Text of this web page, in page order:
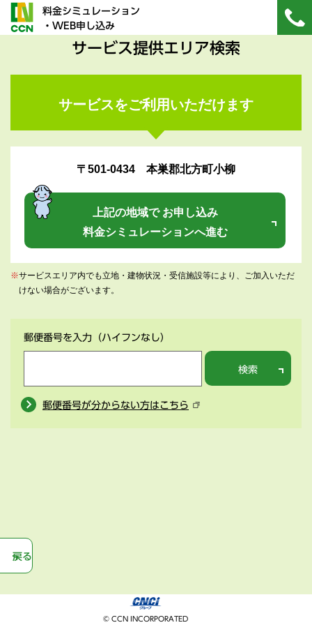
料金シミュレーション
・WEB申し込み
サービス提供エリア検索
サービスをご利用いただけます
〒501-0434 本巣郡北方町小柳
上記の地域で お申し込み
料金シミュレーションへ進む
※サービスエリア内でも立地・建物状況・受信施設等により、ご加入いただ
けない場合がございます。
郵便番号を入力 （ハイフンなし）
検索
郵便番号が分からない方はこちら
戻る
© CCN INCORPORATED